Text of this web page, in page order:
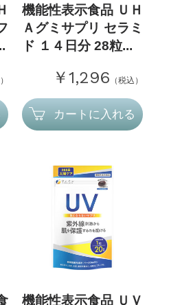
機能性表示食品 ＵＨ
Ａグミサプリ セラミ
ド １４日分 28粒...
￥1,296 （税込）
カートに入れる
機能性表示食品 ＵＶ